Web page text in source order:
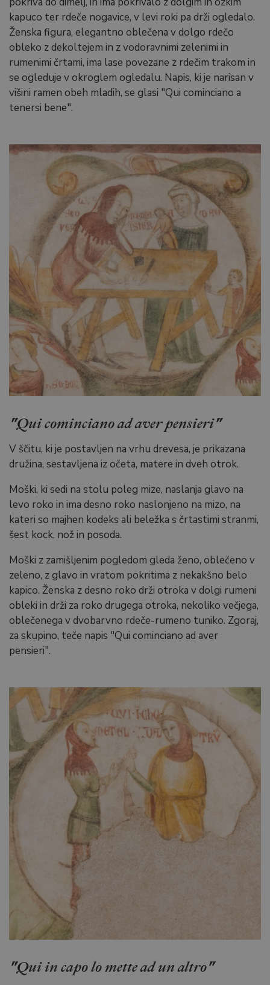
kapuco ter rdeče nogavice, v levi roki pa drži ogledalo.
Ženska figura, elegantno oblečena v dolgo rdečo
obleko z dekoltejem in z vodoravnimi zelenimi in
rumenimi črtami, ima lase povezane z rdečim trakom in
se ogleduje v okroglem ogledalu. Napis, ki je narisan v
višini ramen obeh mladih, se glasi "Qui cominciano a
tenersi bene".
"Qui cominciano ad aver pensieri"
V ščitu, ki je postavljen na vrhu drevesa, je prikazana
družina, sestavljena iz očeta, matere in dveh otrok.
Moški, ki sedi na stolu poleg mize, naslanja glavo na
levo roko in ima desno roko naslonjeno na mizo, na
kateri so majhen kodeks ali beležka s črtastimi stranmi,
šest kock, nož in posoda.
Moški z zamišljenim pogledom gleda ženo, oblečeno v
zeleno, z glavo in vratom pokritima z nekakšno belo
kapico. Ženska z desno roko drži otroka v dolgi rumeni
obleki in drži za roko drugega otroka, nekoliko večjega,
oblečenega v dvobarvno rdeče-rumeno tuniko. Zgoraj,
za skupino, teče napis "Qui cominciano ad aver
pensieri".
"Qui in capo lo mette ad un altro"